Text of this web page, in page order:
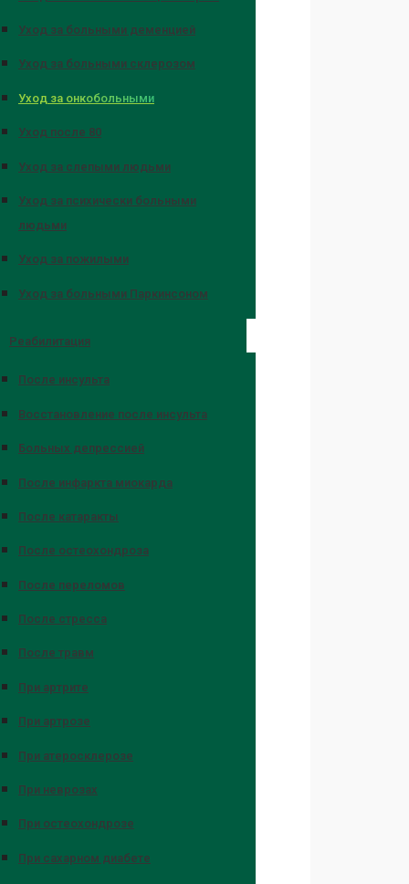
Уход за больными деменцией
Уход за больными склерозом
Уход за онкобольными
Уход после 80
Уход за слепыми людьми
Уход за психически больными
людьми
Уход за пожилыми
Уход за больными Паркинсоном
Реабилитация
После инсульта
Восстановление после инсульта
Больных депрессией
После инфаркта миокарда
После катаракты
После остеохондроза
После переломов
После стресса
После травм
При артрите
При артрозе
При атеросклерозе
При неврозах
При остеохондрозе
При сахарном диабете